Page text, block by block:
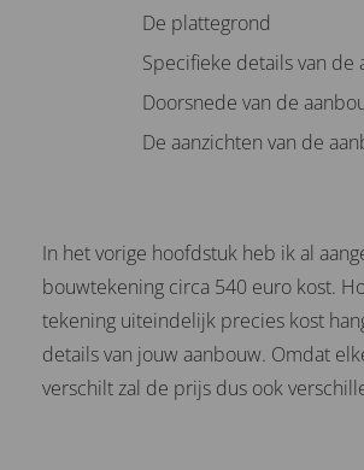
De plattegrond
Specifieke details van de
Doorsnede van de
De aanzichten van de
In het vorige hoofdstuk heb ik al
bouwtekening circa 540 euro kost.
tekening uiteindelijk precies kost
details van jouw aanbouw. Omdat
verschilt zal de prijs dus ook